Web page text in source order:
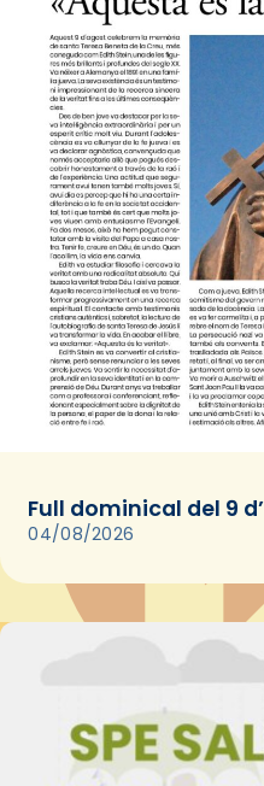
Full dominical del 9
04/08/2026